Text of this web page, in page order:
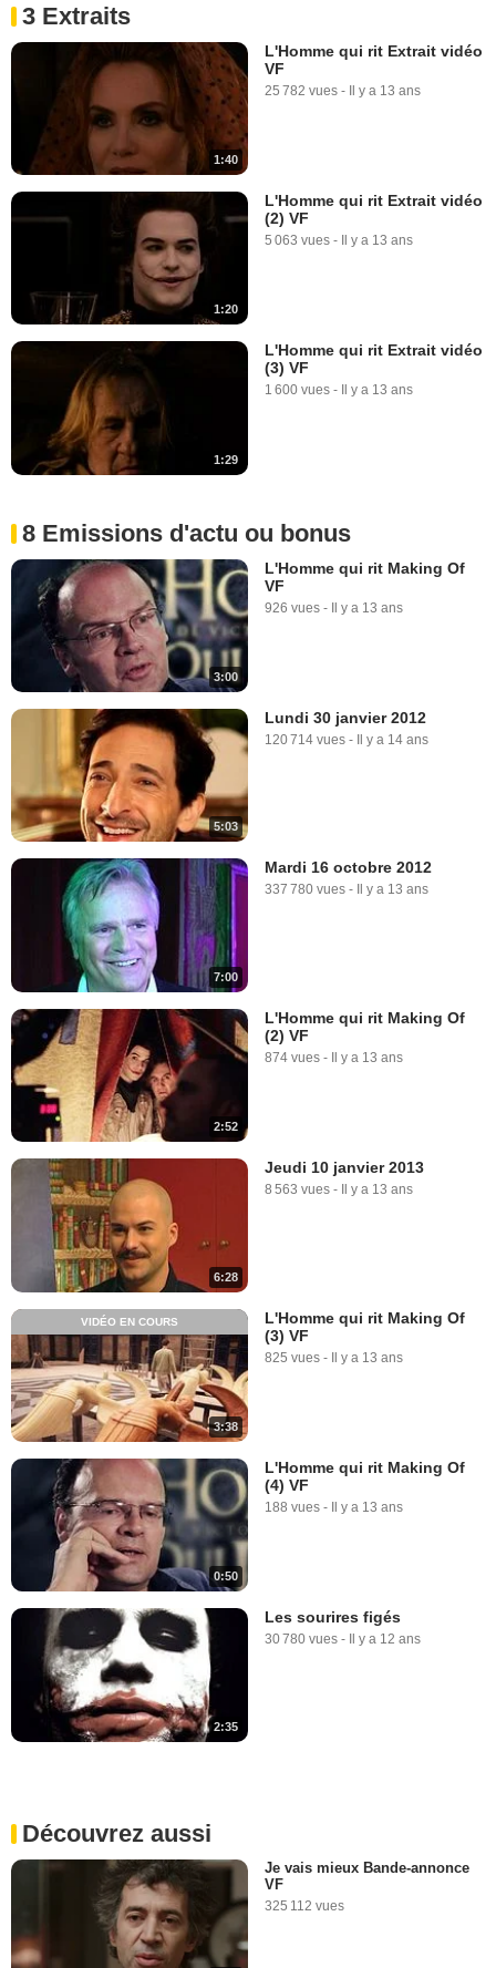
3 Extraits
1:40
L'Homme qui rit Extrait vidéo
VF
25 782 vues - Il y a 13 ans
1:20
L'Homme qui rit Extrait vidéo
(2) VF
5 063 vues - Il y a 13 ans
1:29
L'Homme qui rit Extrait vidéo
(3) VF
1 600 vues - Il y a 13 ans
8 Emissions d'actu ou bonus
3:00
L'Homme qui rit Making Of
VF
926 vues - Il y a 13 ans
5:03
Lundi 30 janvier 2012
120 714 vues - Il y a 14 ans
7:00
Mardi 16 octobre 2012
337 780 vues - Il y a 13 ans
2:52
L'Homme qui rit Making Of
(2) VF
874 vues - Il y a 13 ans
6:28
Jeudi 10 janvier 2013
8 563 vues - Il y a 13 ans
3:38
VIDÉO EN COURS
L'Homme qui rit Making Of
(3) VF
825 vues - Il y a 13 ans
0:50
L'Homme qui rit Making Of
(4) VF
188 vues - Il y a 13 ans
2:35
Les sourires figés
30 780 vues - Il y a 12 ans
Découvrez aussi
Je vais mieux Bande-annonce
VF
325 112 vues